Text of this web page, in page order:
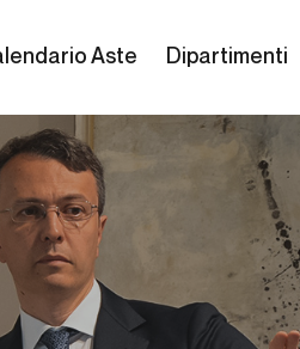
Aste Dipartimenti